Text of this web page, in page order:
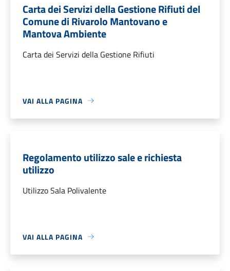
Carta dei Servizi della Gestione Rifiuti del
Comune di Rivarolo Mantovano e
Mantova Ambiente
Carta dei Servizi della Gestione Rifiuti
VAI ALLA PAGINA
Regolamento utilizzo sale e richiesta
utilizzo
Utilizzo Sala Polivalente
VAI ALLA PAGINA